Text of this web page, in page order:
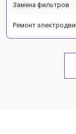
Замена фильтров
Ремонт